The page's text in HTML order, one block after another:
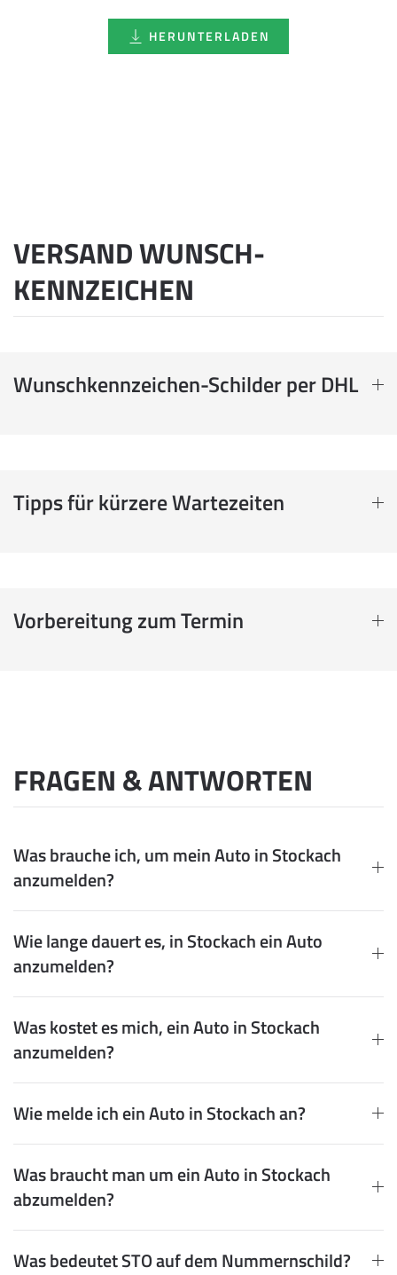
HERUNTERLADEN
VERSAND WUNSCH­
KENNZEICHEN
Wunschkennzeichen-Schilder per DHL
Tipps für kürzere Wartezeiten
Vorbereitung zum Termin
FRAGEN & ANTWORTEN
Was brauche ich, um mein Auto in Stockach
anzumelden?
Wie lange dauert es, in Stockach ein Auto
anzumelden?
Was kostet es mich, ein Auto in Stockach
anzumelden?
Wie melde ich ein Auto in Stockach an?
Was braucht man um ein Auto in Stockach
abzumelden?
Was bedeutet STO auf dem Nummernschild?